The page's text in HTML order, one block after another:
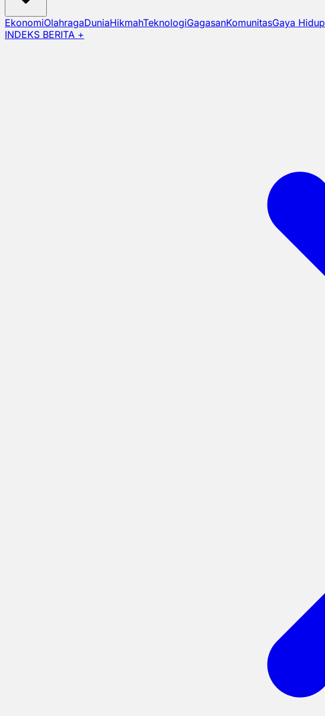
EkonomiOlahragaDuniaHikmahTeknologiGagasanKomunitasGaya Hidup
INDEKS BERITA +